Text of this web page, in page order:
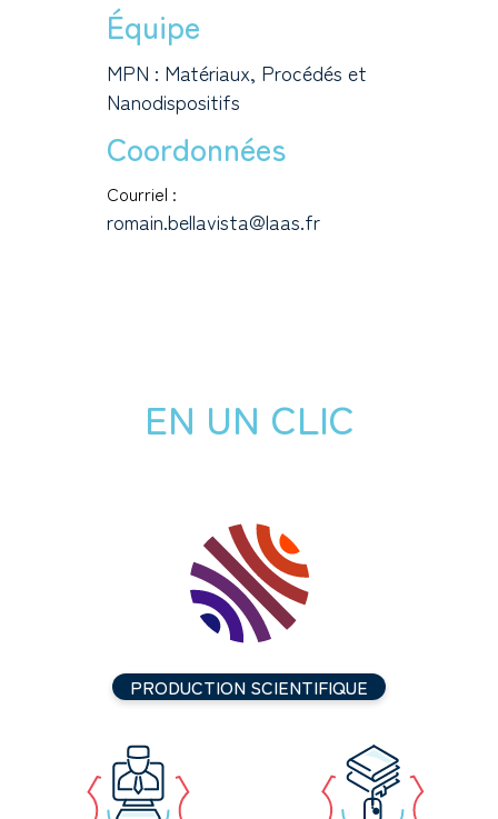
Équipe
MPN : Matériaux, Procédés et
Nanodispositifs
Coordonnées
Courriel :
romain.bellavista@laas.fr
EN UN CLIC
PRODUCTION SCIENTIFIQUE